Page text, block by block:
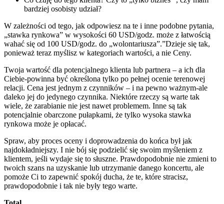
bardziej osobisty udział?
W zależności od tego, jak odpowiesz na te i inne podobne pytania,
„stawka rynkowa” w wysokości 60 USD/godz. może z łatwością
wahać się od 100 USD/godz. do „wolontariusza”.”Dzieje się tak,
ponieważ teraz myślisz w kategoriach wartości, a nie Ceny.
Twoja wartość dla potencjalnego klienta lub partnera – a ich dla
Ciebie-powinna być określona tylko po pełnej ocenie terenowej
relacji. Cena jest jednym z czynników – i na pewno ważnym-ale
daleko jej do jedynego czynnika. Niektóre rzeczy są warte tak
wiele, że zarabianie nie jest nawet problemem. Inne są tak
potencjalnie obarczone pułapkami, że tylko wysoka stawka
rynkowa może je opłacać.
Spraw, aby proces oceny i doprowadzenia do końca był jak
najdokładniejszy. I nie bój się podzielić się swoim myśleniem z
klientem, jeśli wydaje się to słuszne. Prawdopodobnie nie zmieni to
twoich szans na uzyskanie lub utrzymanie danego koncertu, ale
pomoże Ci to zapewnić spokój ducha, że te, które stracisz,
prawdopodobnie i tak nie były tego warte.